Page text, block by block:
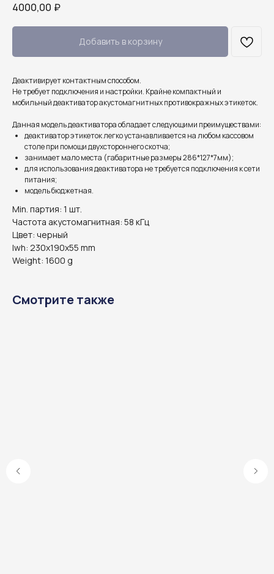
4000,00 ₽
Добавить в корзину
Деактивирует контактным способом.
Не требует подключения и настройки. Крайне компактный и
мобильный деактиватор акустомагнитных противокражных этикеток.
Данная модель деактиватора обладает следующими преимуществами:
деактиватор этикеток легко устанавливается на любом кассовом
столе при помощи двухстороннего скотча;
занимает мало места (габаритные размеры 286*127*7мм);
для использования деактиватора не требуется подключения к сети
питания;
модель бюджетная.
Min. партия: 1 шт.
Частота акустомагнитная: 58 кГц
Цвет: черный
lwh: 230x190x55 mm
Weight: 1600 g
Смотрите также